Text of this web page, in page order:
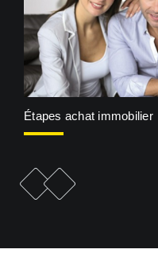
F
i
c
h
e
p
r
é
c
é
d
e
n
t
e
F
i
c
h
e
s
u
i
v
a
n
te
Étapes achat immobilier